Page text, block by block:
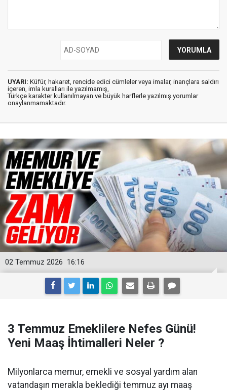
UYARI: Küfür, hakaret, rencide edici cümleler veya imalar, inançlara saldırı
içeren, imla kuralları ile yazılmamış,
Türkçe karakter kullanılmayan ve büyük harflerle yazılmış yorumlar
onaylanmamaktadır.
16:16
02 Temmuz 2026
3 Temmuz Emeklilere Nefes Günü!
Yeni Maaş İhtimalleri Neler ?
Milyonlarca memur, emekli ve sosyal yardım alan
vatandaşın merakla beklediği temmuz ayı maaş